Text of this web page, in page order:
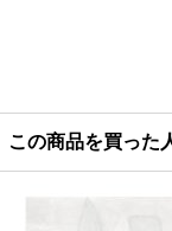
この商品を買った